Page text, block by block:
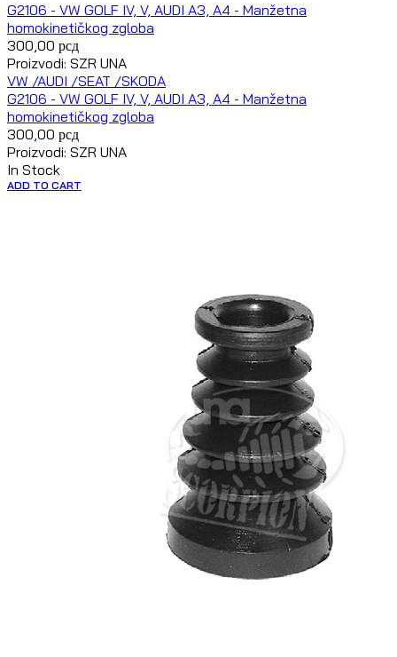
G2106 - VW GOLF IV, V, AUDI A3, A4 - Manžetna
homokinetičkog zgloba
300,00 рсд
Proizvodi: SZR UNA
VW /AUDI /SEAT /SKODA
G2106 - VW GOLF IV, V, AUDI A3, A4 - Manžetna
homokinetičkog zgloba
300,00 рсд
Proizvodi: SZR UNA
In Stock
ADD TO CART